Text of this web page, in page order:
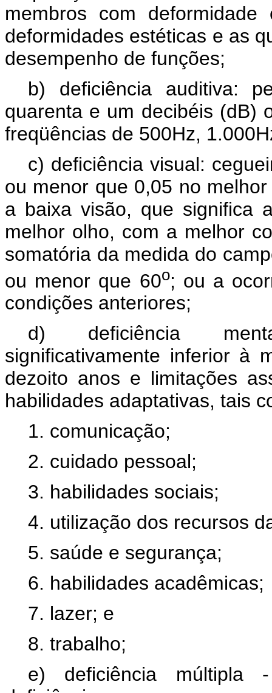
membros com
deformidades estéticas e as
desempenho de funções;
b) deficiência auditiva:
quarenta e um decibéis (dB)
freqüências de 500Hz,
c) deficiência visual:
ou menor que 0,05 no
a baixa visão, que significa
melhor olho, com a melhor
somatória da medida do
ou menor que 60o; ou a
condições anteriores;
d) deficiência
significativamente inferior à
dezoito anos e limitações
habilidades adaptativas, tais
1. comunicação;
2. cuidado pessoal;
3. habilidades sociais;
4. utilização dos recursos
5. saúde e segurança;
6. habilidades acadêmicas;
7. lazer; e
8. trabalho;
e) deficiência múltipla